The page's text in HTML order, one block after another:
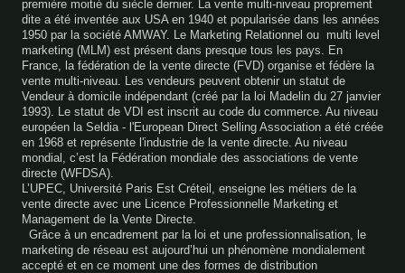
première moitié du siècle dernier. La vente multi-niveau proprement
dite a été inventée aux USA en 1940 et popularisée dans les années
1950 par la société AMWAY. Le Marketing Relationnel ou multi level
marketing (MLM) est présent dans presque tous les pays. En
France, la fédération de la vente directe (FVD) organise et fédère la
vente multi-niveau. Les vendeurs peuvent obtenir un statut de
Vendeur à domicile indépendant (créé par la loi Madelin du 27 janvier
1993). Le statut de VDI est inscrit au code du commerce. Au niveau
européen la Seldia - l'European Direct Selling Association a été créée
en 1968 et représente l'industrie de la vente directe. Au niveau
mondial, c’est la Fédération mondiale des associations de vente
directe (WFDSA).
L’UPEC, Université Paris Est Créteil, enseigne les métiers de la
vente directe avec une Licence Professionnelle Marketing et
Management de la Vente Directe.
Grâce à un encadrement par la loi et une professionnalisation, le
marketing de réseau est aujourd’hui un phénomène mondialement
accepté et en ce moment une des formes de distribution